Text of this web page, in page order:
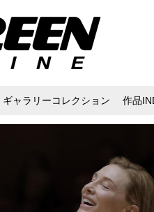
ギャラリーコレクション 作品